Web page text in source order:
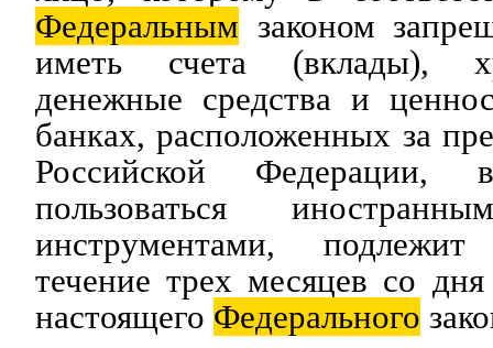
Федеральным законом
иметь счета (вклады),
денежные средства и
банках, расположенных за
Российской
пользоваться
инструментами,
течение трех месяцев со
настоящего Федерального